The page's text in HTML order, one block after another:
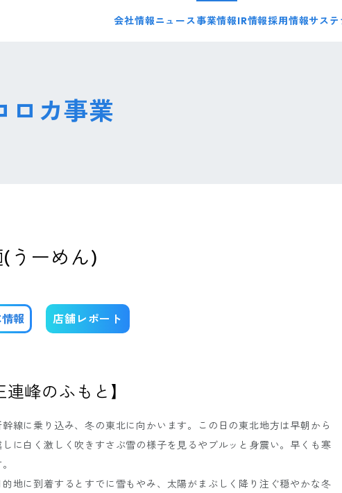
会社情報ニュース事業情報IR情報採用情報サステ
ロカ事業
うーめん)
報 店舗レポート
連峰のふもと】
線に乗り込み、冬の東北に向かいます。この日の東北地方は早朝から
に白く激しく吹きすさぶ雪の様子を見るやブルッと身震い。早くも寒
的地に到着するとすでに雪もやみ、太陽がまぶしく降り注ぐ穏やかな冬